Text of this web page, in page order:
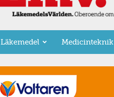
Läkemedel Medicinteknik